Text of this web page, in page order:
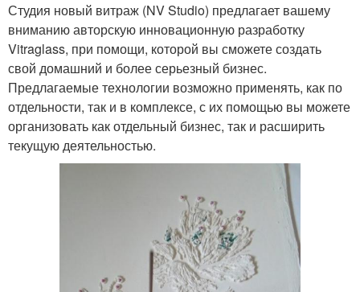
Студия новый витраж (NV Studio) предлагает вашему
вниманию авторскую инновационную разработку
Vitraglass, при помощи, которой вы сможете создать
свой домашний и более серьезный бизнес.
Предлагаемые технологии возможно применять, как по
отдельности, так и в комплексе, с их помощью вы можете
организовать как отдельный бизнес, так и расширить
текущую деятельностью.